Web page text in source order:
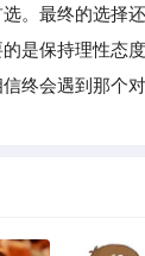
。最终的选择
是保持理性态
终会遇到那个对